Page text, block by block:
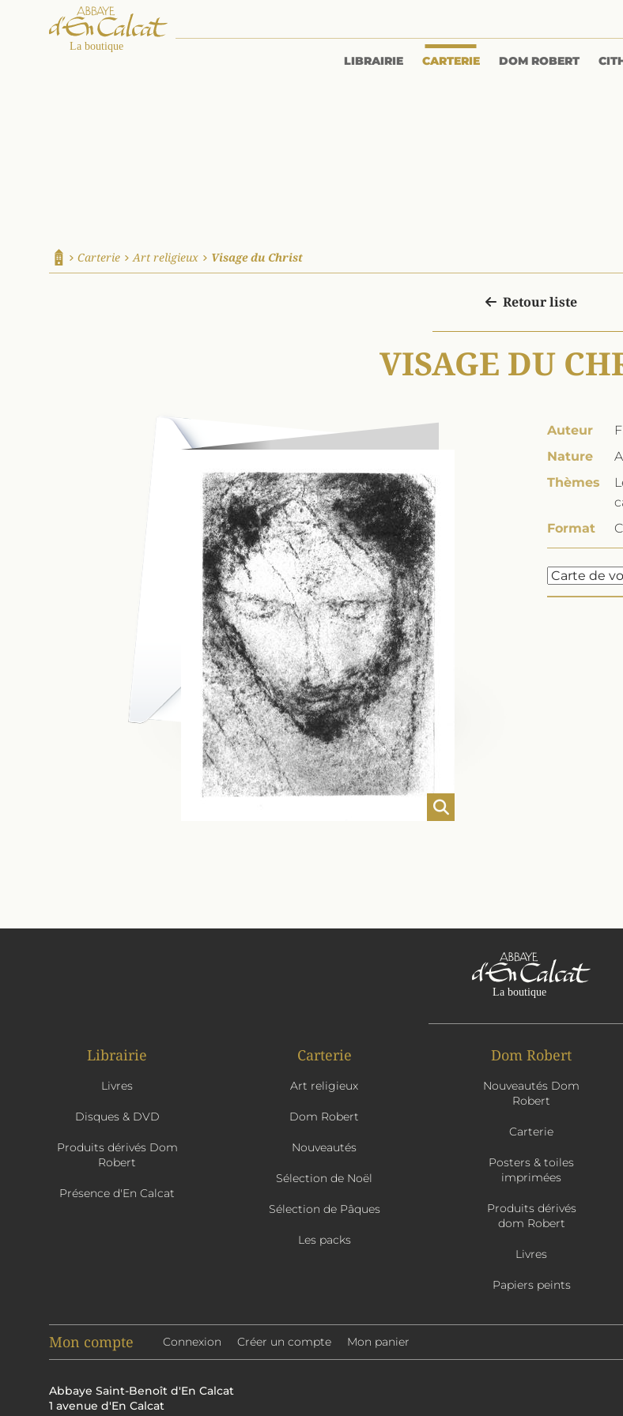
LIBRAIRIE CARTERIE DOM ROBERT
Accueil
Carterie Art religieux Visage du Christ
Retour liste
VISAGE DU
Auteur
Nature
Thèmes
Format
Librairie
Livres
Disques & DVD
Produits dérivés Dom
Robert
Présence d'En Calcat
Carterie
Art religieux
Dom Robert
Nouveautés
Sélection de Noël
Sélection de Pâques
Les packs
Dom Robert
Nouveautés Dom
Robert
Carterie
Posters & toiles
imprimées
Produits dérivés
dom Robert
Livres
Papiers peints
Mon compte Connexion Créer un compte Mon panier
Abbaye Saint-Benoît d'En Calcat
1 avenue d'En Calcat